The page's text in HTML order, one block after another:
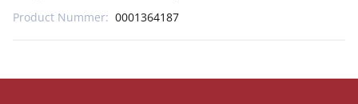
Product Nummer: 0001364187